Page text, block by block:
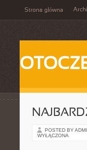
Strona główna
POSTED BY
WYŁĄCZONA